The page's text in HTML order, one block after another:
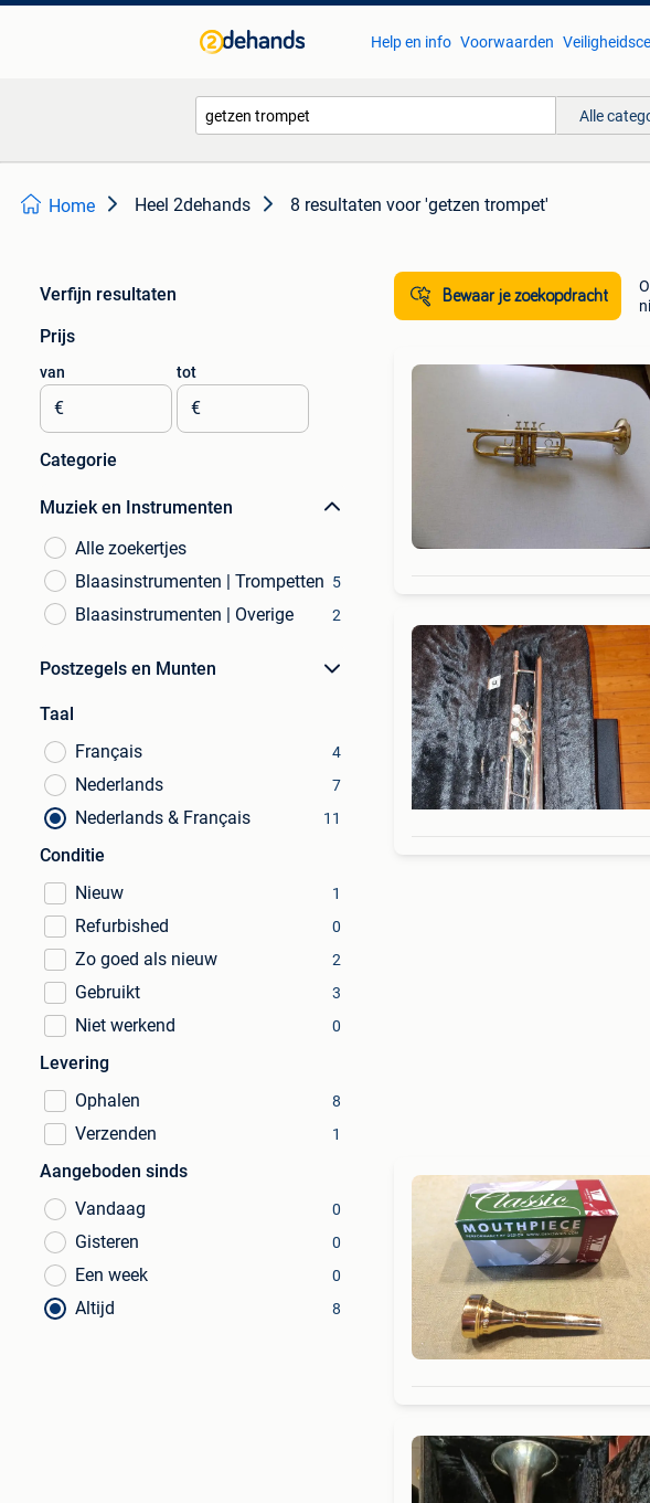
Help en info Voorwaarden
Alle
Home Heel 2dehands 8 resultaten voor 'getzen trompet'
Verfijn resultaten
Prijs
van
€
tot
€
Categorie
Muziek en Instrumenten
Alle zoekertjes
Blaasinstrumenten | Trompetten 5
Blaasinstrumenten | Overige 2
Postzegels en Munten
Taal
Français
4
Nederlands 7
Nederlands & Français 11
Conditie
Nieuw
1
Refurbished 0
Zo goed als nieuw 2
Gebruikt 3
Niet werkend 0
Levering
Ophalen
8
Verzenden 1
Aangeboden sinds
Vandaag
0
Gisteren 0
Een week 0
Altijd 8
Bewaar je zoekopdracht